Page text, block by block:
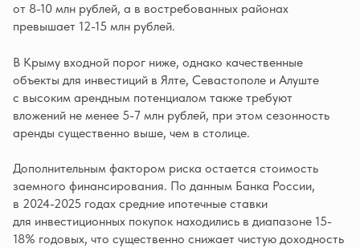
от 8-10 млн рублей, а в востребованных районах
превышает 12-15 млн рублей.
В Крыму входной порог ниже, однако качественные
объекты для инвестиций в Ялте, Севастополе и Алуште
с высоким арендным потенциалом также требуют
вложений не менее 5-7 млн рублей, при этом сезонность
аренды существенно выше, чем в столице.
Дополнительным фактором риска остается стоимость
заемного финансирования. По данным Банка России,
в 2024-2025 годах средние ипотечные ставки
для инвестиционных покупок находились в диапазоне 15-
18% годовых, что существенно снижает чистую доходность